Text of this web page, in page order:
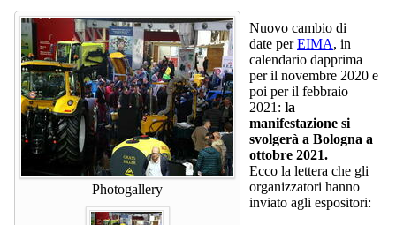
Photogallery
Nuovo cambio di
date perEIMA, in
calendario dapprima
per il novembre 2020 e
poi per il febbraio
2021: la
manifestazione si
svolgerà a Bologna a
ottobre 2021.
Ecco la lettera che gli
organizzatori hanno
inviato agli espositori: